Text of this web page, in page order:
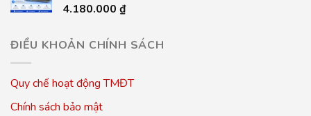
4.180.000 ₫
ĐIỀU KHOẢN CHÍNH SÁCH
Quy chế hoạt động TMĐT
Chính sách bảo mật